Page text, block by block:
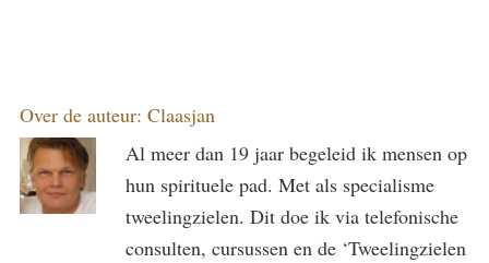
Over de auteur: Claasjan
Al meer dan 19 jaar begeleid ik mensen op
hun spirituele pad. Met als specialisme
tweelingzielen. Dit doe ik via telefonische
consulten, cursussen en de ‘Tweelingzielen